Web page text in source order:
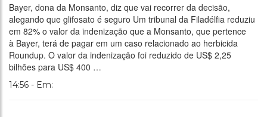
Bayer, dona da Monsanto, diz que vai recorrer da decisão,
alegando que glifosato é seguro Um tribunal da Filadélfia reduziu
em 82% o valor da indenização que a Monsanto, que pertence
à Bayer, terá de pagar em um caso relacionado ao herbicida
Roundup. O valor da indenização foi reduzido de US$ 2,25
bilhões para US$ 400 …
14:56 - Em: